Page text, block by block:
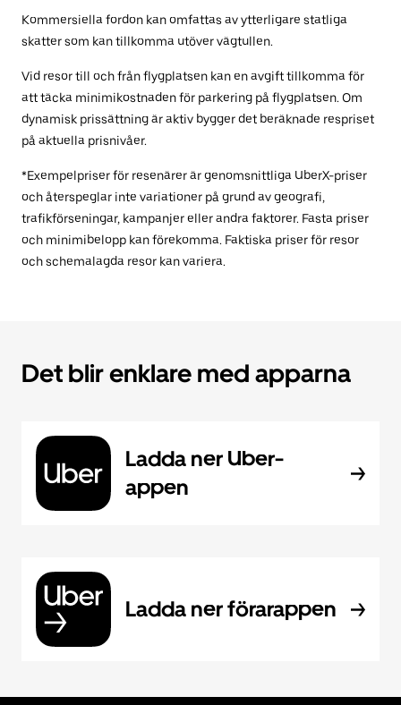
Kommersiella fordon kan omfattas av ytterligare statliga
skatter som kan tillkomma utöver vägtullen.
Vid resor till och från flygplatsen kan en avgift tillkomma för
att täcka minimikostnaden för parkering på flygplatsen. Om
dynamisk prissättning är aktiv bygger det beräknade respriset
på aktuella prisnivåer.
*Exempelpriser för resenärer är genomsnittliga UberX-priser
och återspeglar inte variationer på grund av geografi,
trafikförseningar, kampanjer eller andra faktorer. Fasta priser
och minimibelopp kan förekomma. Faktiska priser för resor
och schemalagda resor kan variera.
Det blir enklare med apparna
Ladda ner Uber-
appen
Ladda ner förarappen